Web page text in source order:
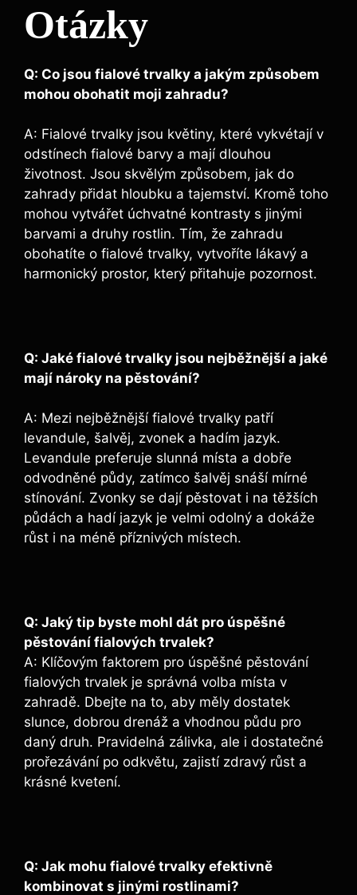
Otázky
Q: Co jsou fialové trvalky a jakým způsobem
mohou obohatit ‌moji⁢ zahradu?
A: Fialové ⁣trvalky jsou ⁤květiny,⁤ které vykvétají v
odstínech fialové barvy a mají dlouhou
životnost. Jsou skvělým způsobem, jak do
zahrady přidat hloubku⁢ a tajemství. Kromě toho
mohou⁢ vytvářet‍ úchvatné kontrasty s jinými
barvami a druhy rostlin. Tím, že zahradu
obohatíte o fialové trvalky, ‌vytvoříte lákavý a
harmonický prostor, který přitahuje pozornost.
Q: Jaké fialové ‌trvalky jsou nejběžnější a jaké
mají nároky na pěstování?
A: Mezi nejběžnější fialové trvalky ‍patří
levandule, šalvěj, zvonek ⁢a hadím jazyk.
Levandule preferuje slunná místa a dobře
odvodněné půdy, zatímco šalvěj snáší mírné
stínování. Zvonky se dají pěstovat‍ i na těžších
půdách a​ hadí​ jazyk je velmi odolný a dokáže
růst i na méně příznivých místech.
Q: Jaký tip byste mohl dát ‍pro úspěšné
pěstování fialových trvalek?
A: Klíčovým faktorem pro úspěšné pěstování
fialových trvalek je ​správná volba místa v
zahradě. Dbejte na to, aby měly dostatek
slunce, dobrou⁢ drenáž a vhodnou půdu pro
daný druh. Pravidelná ‌zálivka, ale i dostatečné
prořezávání po odkvětu, ⁤zajistí zdravý růst a
krásné ​kvetení.
Q: Jak mohu ‍fialové trvalky efektivně
kombinovat s jinými rostlinami?